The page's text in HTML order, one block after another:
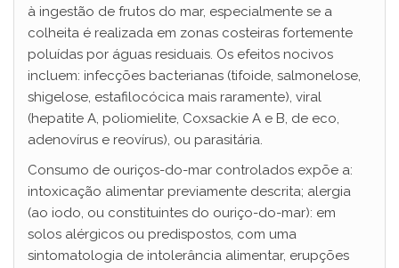
à ingestão de frutos do mar, especialmente se a
colheita é realizada em zonas costeiras fortemente
poluídas por águas residuais. Os efeitos nocivos
incluem: infecções bacterianas (tifoide, salmonelose,
shigelose, estafilocócica mais raramente), viral
(hepatite A, poliomielite, Coxsackie A e B, de eco,
adenovírus e reovírus), ou parasitária.
Consumo de ouriços-do-mar controlados expõe a:
intoxicação alimentar previamente descrita; alergia
(ao iodo, ou constituintes do ouriço-do-mar): em
solos alérgicos ou predispostos, com uma
sintomatologia de intolerância alimentar, erupções